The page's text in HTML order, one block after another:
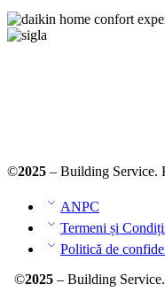
©2025 – Building Service.
ANPC
Termeni și
Politică de
©2025– Building